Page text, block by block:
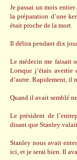
Je passai un mois
la préparation d’une
était proche de la mort.
Il délira pendant dix
Le médecin me faisait
Lorsque j’étais
d’autre. Rapidement, il
Quand il avait semblé
Le président de
disant que Stanley
Stanley nous avait
ici, et je serai bien. Il